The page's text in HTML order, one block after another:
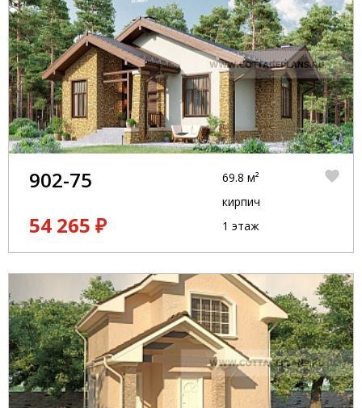
902-75
54 265 ₽
69.8 м²
кирпич
1 этаж